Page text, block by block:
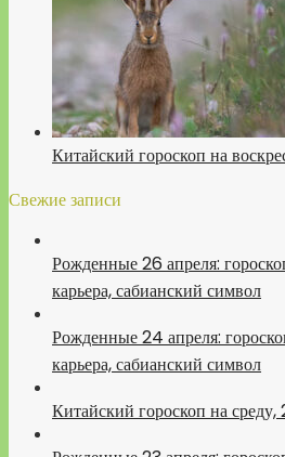
Китайский гороскоп на
Свежие записи
Рожденные 26 апреля:
карьера, сабианский символ
Рожденные 24 апреля:
карьера, сабианский символ
Китайский гороскоп на среду,